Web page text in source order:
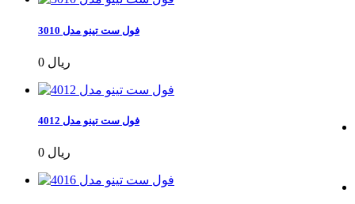
فول ست تینو مدل 3010
0 ریال
فول ست تینو مدل 4012
0 ریال